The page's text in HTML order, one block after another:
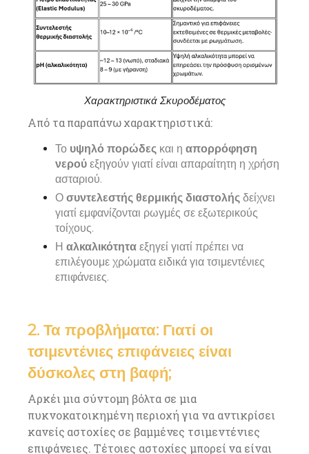
Χαρακτηριστικά Σκυροδέματος
Από τα παραπάνω χαρακτηριστικά:
Το υψηλό πορώδες και η απορρόφηση
νερού εξηγούν γιατί είναι απαραίτητη η χρήση
ασταριού.
Ο συντελεστής θερμικής διαστολής δείχνει
γιατί εμφανίζονται ρωγμές σε εξωτερικούς
τοίχους.
Η αλκαλικότητα εξηγεί γιατί πρέπει να
επιλέγουμε χρώματα ειδικά για τσιμεντένιες
επιφάνειες.
2. Τα προβλήματα: Γιατί οι
τσιμεντένιες επιφάνειες είναι
δύσκολες στη βαφή;
Αρκέι μια σύντομη βόλτα σε μια
πυκνοκατοικημένη περιοχή για να αντικρίσει
κανείς αστοχίες σε βαμμένες τσιμεντένιες
επιφάνειες. Τέτοιες αστοχίες μπορεί να είναι